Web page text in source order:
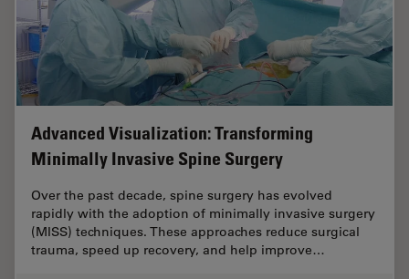
Advanced Visualization: Transforming
Minimally Invasive Spine Surgery
Over the past decade, spine surgery has evolved
rapidly with the adoption of minimally invasive surgery
(MISS) techniques. These approaches reduce surgical
trauma, speed up recovery, and help improve…